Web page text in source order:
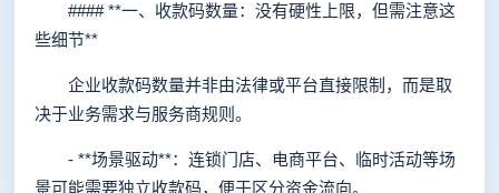
#### **一、收款码数量：没有硬性上限，但需注意这
些细节**
企业收款码数量并非由法律或平台直接限制，而是取
决于业务需求与服务商规则。
- **场景驱动**：连锁门店、电商平台、临时活动等场
景可能需要独立收款码，便于区分资金流向。